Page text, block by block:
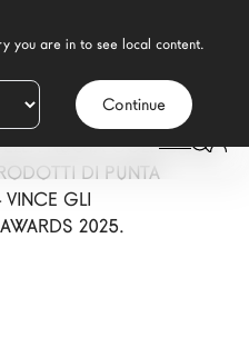
Continue
NUOVA COLLEZIONE
DI PUNTA
VINCE GLI
2025.